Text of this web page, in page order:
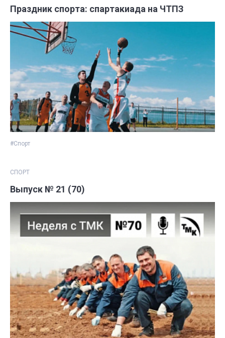
Праздник спорта: спартакиада на ЧТПЗ
#Спорт
СПОРТ
Выпуск № 21 (70)